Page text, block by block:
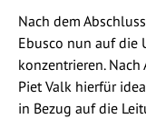
Nach dem
Ebusco nun auf die
konzentrieren.
Piet Valk hierfür
in Bezug auf die